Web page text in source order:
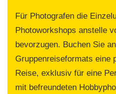
Für Photografen die
Photoworkshops anstelle
bevorzugen. Buchen Sie
Gruppenreiseformats eine
Reise, exklusiv für eine
mit befreundeten